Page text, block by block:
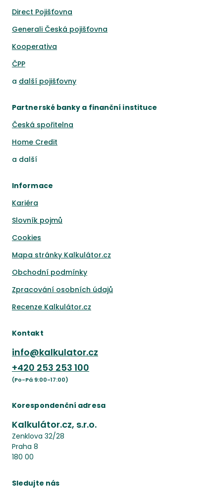
Direct Pojišťovna
Generali Česká pojišťovna
Kooperativa
ČPP
a další pojišťovny
Partnerské banky a finanční instituce
Česká spořitelna
Home Credit
a další
Informace
Kariéra
Slovník pojmů
Cookies
Mapa stránky Kalkulátor.cz
Obchodní podmínky
Zpracování osobních údajů
Recenze Kalkulátor.cz
Kontakt
info@kalkulator.cz
+420 253 253 100
(Po-Pá 9:00-17:00)
Korespondenční adresa
Kalkulátor.cz, s.r.o.
Zenklova 32/28
Praha 8
180 00
Sledujte nás